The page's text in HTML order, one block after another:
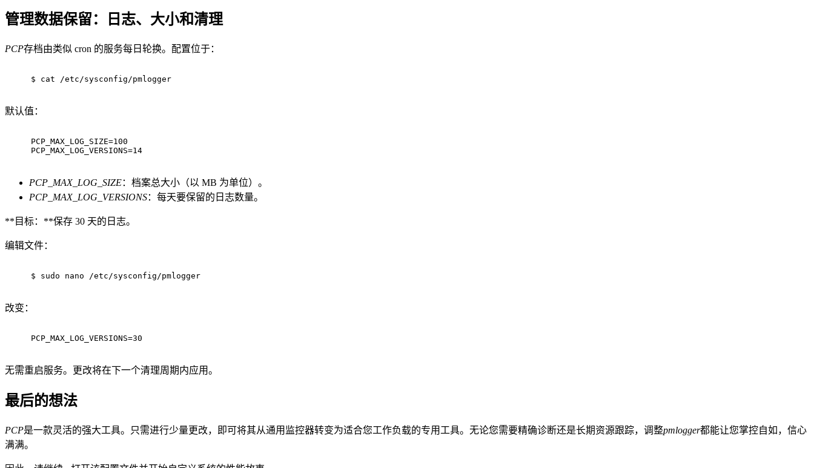
管理数据保留：日志、大小和清理
PCP存档由类似 cron 的服务每日轮换。配置位于：
$ cat /etc/sysconfig/pmlogger
默认值：
PCP_MAX_LOG_SIZE=100
PCP_MAX_LOG_VERSIONS=14
PCP_MAX_LOG_SIZE：档案总大小（以 MB 为单位）。
PCP_MAX_LOG_VERSIONS：每天要保留的日志数量。
**目标：**保存 30 天的日志。
编辑文件：
$ sudo nano /etc/sysconfig/pmlogger
改变：
PCP_MAX_LOG_VERSIONS=30
无需重启服务。更改将在下一个清理周期内应用。
最后的想法
PCP是一款灵活的强大工具。只需进行少量更改，即可将其从通用监控器转变为适合您工作负载的专用工具。无论您需要精确诊断还是长期资源跟踪，调整pmlogger都能让您掌控自如，信心
满满。